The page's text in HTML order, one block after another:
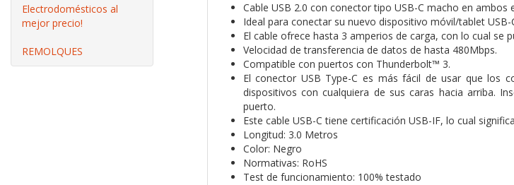
Electrodomésticos al
mejor precio!
REMOLQUES
Cable USB 2.0 con conector tipo USB-C macho en ambos
Ideal para conectar su nuevo dispositivo móvil/tablet
El cable ofrece hasta 3 amperios de carga, con lo cual
Velocidad de transferencia de datos de hasta 480Mbps.
Compatible con puertos con Thunderbolt™ 3.
El conector USB Type-C es más fácil de usar que los
dispositivos con cualquiera de sus caras hacia arriba.
puerto.
Este cable USB-C tiene certificación USB-IF, lo cual
Longitud: 3.0 Metros
Color: Negro
Normativas: RoHS
Test de funcionamiento: 100% testado